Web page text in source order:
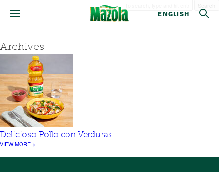
ENGLISH
Archives
Delicioso Pollo con Verduras
VIEW MORE >